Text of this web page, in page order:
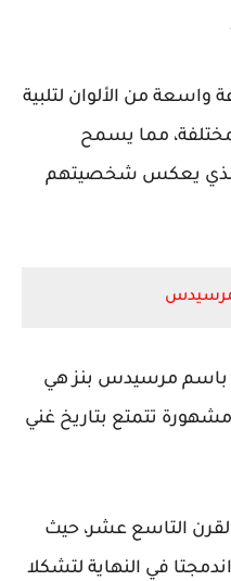
واسعة من الألوان لتلبية
مما يسمح
الذي يعكس شخصيتهم
مرسيدس
باسم مرسيدس بنز هي
تتمتع بتاريخ غني
التاسع عشر، حيث
في النهاية لتشكلا